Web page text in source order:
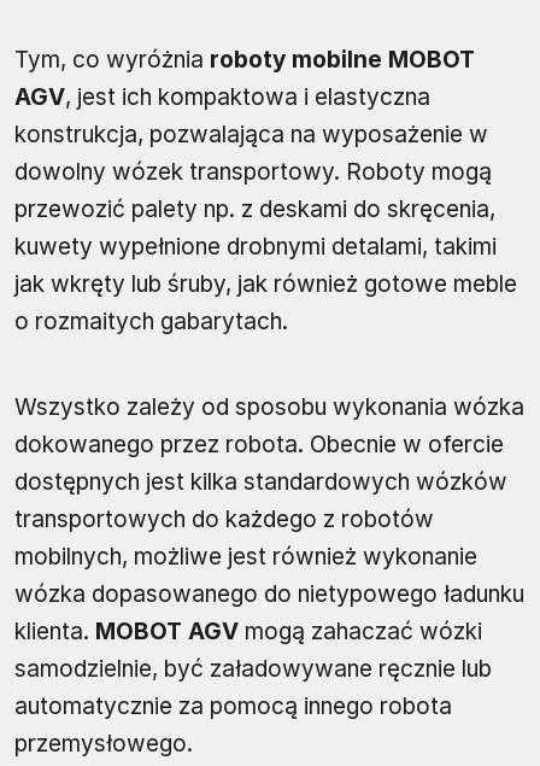
Tym, co wyróżnia roboty mobilne MOBOT
AGV, jest ich kompaktowa i elastyczna
konstrukcja, pozwalająca na wyposażenie w
dowolny wózek transportowy. Roboty mogą
przewozić palety np. z deskami do skręcenia,
kuwety wypełnione drobnymi detalami, takimi
jak wkręty lub śruby, jak również gotowe meble
o rozmaitych gabarytach.
Wszystko zależy od sposobu wykonania wózka
dokowanego przez robota. Obecnie w ofercie
dostępnych jest kilka standardowych wózków
transportowych do każdego z robotów
mobilnych, możliwe jest również wykonanie
wózka dopasowanego do nietypowego ładunku
klienta. MOBOT AGV mogą zahaczać wózki
samodzielnie, być załadowywane ręcznie lub
automatycznie za pomocą innego robota
przemysłowego.